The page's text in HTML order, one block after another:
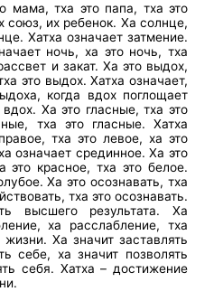
мама, тха это папа, тха это
союз, их ребенок. Ха солнце,
Хатха означает затмение.
ночь, ха это ночь, тха
и закат. Ха это выдох,
это выдох. Хатха означает,
когда вдох поглощает
Ха это гласные, тха это
тха это гласные. Хатха
тха это левое, ха это
означает срединное. Ха это
это красное, тха это белое.
Ха это осознавать, тха
тха это осознавать.
высшего результата. Ха
ха расслабление, тха
Ха значит заставлять
себе, ха значит позволять
себя. Хатха – достижение